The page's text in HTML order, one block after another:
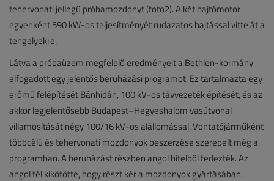
tehervonati jellegű próbamozdonyt (foto2). A két hajtómotor
egyenként 590 kW-os teljesítményét rudazatos hajtással vitte át a
tengelyekre.
Látva a próbaüzem megfelelő eredményeit a Bethlen-kormány
elfogadott egy jelentős beruházási programot. Ez tartalmazta egy
erőmű felépítését Bánhidán, 100 kV-os távvezeték építését, és az
akkor legjelentősebb Budapest–Hegyeshalom vasútvonal
villamosítását négy 100/16 kV-os alállomással. Vontatójárműként
többcélú és tehervonati mozdonyok beszerzése szerepelt még a
programban. A beruházást részben angol hitelből fedezték. Az
angol fél kikötötte, hogy részt kér a mozdonyok gyártásában.